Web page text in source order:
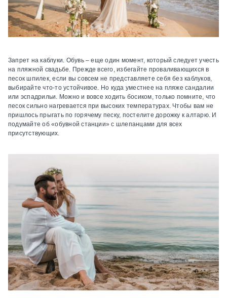
Запрет на каблуки. Обувь – еще один момент, который следует учесть
на пляжной свадьбе. Прежде всего, избегайте проваливающихся в
песок шпилек, если вы совсем не представляете себя без каблуков,
выбирайте что-то устойчивое. Но куда уместнее на пляже сандалии
или эспадрильи. Можно и вовсе ходить босиком, только помните, что
песок сильно нагревается при высоких температурах. Чтобы вам не
пришлось прыгать по горячему песку, постелите дорожку к алтарю. И
подумайте об «обувной станции» с шлепанцами для всех
присутствующих.